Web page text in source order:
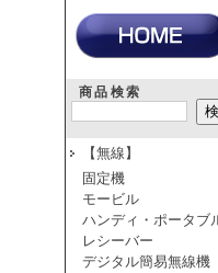
商品検索
【無線】
固定機
モービル
ハンディ・ポータブ
レシーバー
デジタル簡易無線機